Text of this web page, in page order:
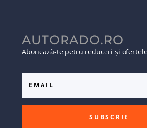
AUTORADO.RO
Abonează-te petru reduceri și
SUBSCRIE